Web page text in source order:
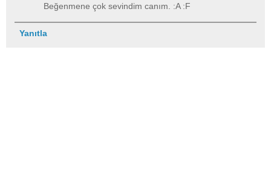
Beğenmene çok sevindim canım. :A :F
Yanıtla